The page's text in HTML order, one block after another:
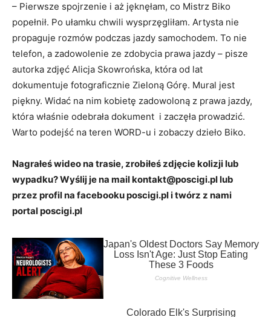
– Pierwsze spojrzenie i aż jęknęłam, co Mistrz Biko
popełnił. Po ułamku chwili wysprzęgliłam. Artysta nie
propaguje rozmów podczas jazdy samochodem. To nie
telefon, a zadowolenie ze zdobycia prawa jazdy – pisze
autorka zdjęć Alicja Skowrońska, która od lat
dokumentuje fotograficznie Zieloną Górę. Mural jest
piękny. Widać na nim kobietę zadowoloną z prawa jazdy,
która właśnie odebrała dokument i zaczęła prowadzić.
Warto podejść na teren WORD-u i zobaczy dzieło Biko.
Nagrałeś wideo na trasie, zrobiłeś zdjęcie kolizji lub
wypadku? Wyślij je na mail kontakt@poscigi.pl lub
przez profil na facebooku poscigi.pl i twórz z nami
portal poscigi.pl